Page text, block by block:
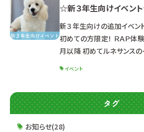
☆新３年生向けイベン
新３年生向けの追加イベ
初めての方限定！ ＲＡＰ体
月以降 初めてルネサンス
す♪ 進路研究を始めたばか
サンスの雰囲気が分かりま
ジュール☆ ６月１１日（日）１
イベント
タグ
お知らせ(28)